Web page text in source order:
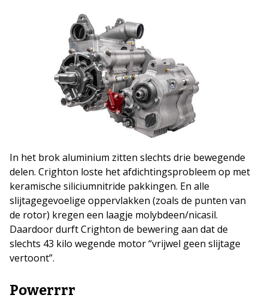
In het brok aluminium zitten slechts drie bewegende
delen. Crighton loste het afdichtingsprobleem op met
keramische siliciumnitride pakkingen. En alle
slijtagegevoelige oppervlakken (zoals de punten van
de rotor) kregen een laagje molybdeen/nicasil.
Daardoor durft Crighton de bewering aan dat de
slechts 43 kilo wegende motor “vrijwel geen slijtage
vertoont”.
Powerrrr